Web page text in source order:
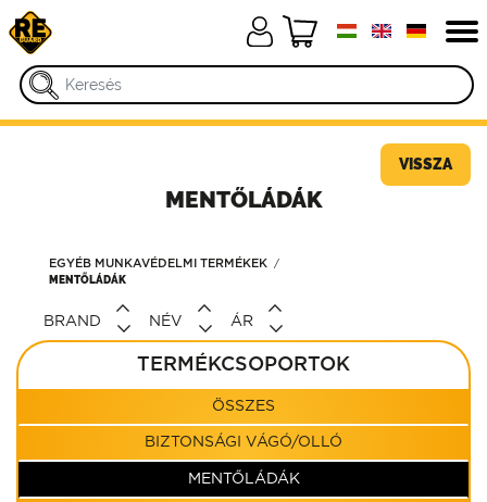
VISSZA
MENTŐLÁDÁK
EGYÉB MUNKAVÉDELMI TERMÉKEK
MENTŐLÁDÁK
BRAND NÉV ÁR
TERMÉKCSOPORTOK
ÖSSZES
BIZTONSÁGI VÁGÓ/OLLÓ
MENTŐLÁDÁK